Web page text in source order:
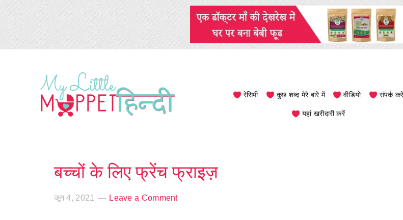
रेसिपी कुछ शब्द मेरे बारे में वीडियो संपर्क
यहां खरीदारी करें
बच्चों के लिए फ्रेंच फ्राइज़
जून 4, 2021 Leave a Comment